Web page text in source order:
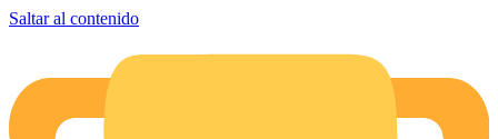
Saltar al contenido